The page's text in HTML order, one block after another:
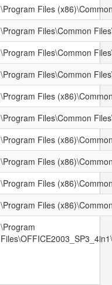
\Program Files
\Program Files\Common
\Program Files\Common
\Program Files\Common
\Program Files
\Program Files\Common
\Program Files
\Program Files
\Program Files
\Program Files
\Program